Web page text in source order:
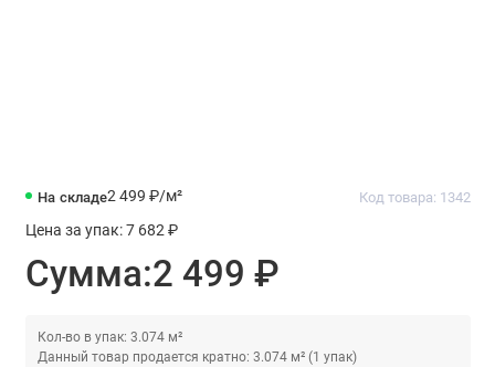
На складе Код товара: 1342
2 499 ₽/м²
Цена за упак: 7 682 ₽
Сумма:2 499 ₽
Кол-во в упак: 3.074 м²
Данный товар продается кратно: 3.074 м² (1 упак)